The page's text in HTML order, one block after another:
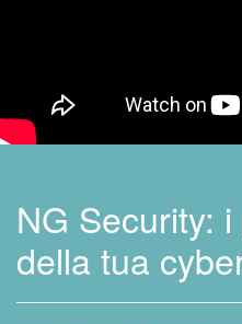
NG Security:
della tua